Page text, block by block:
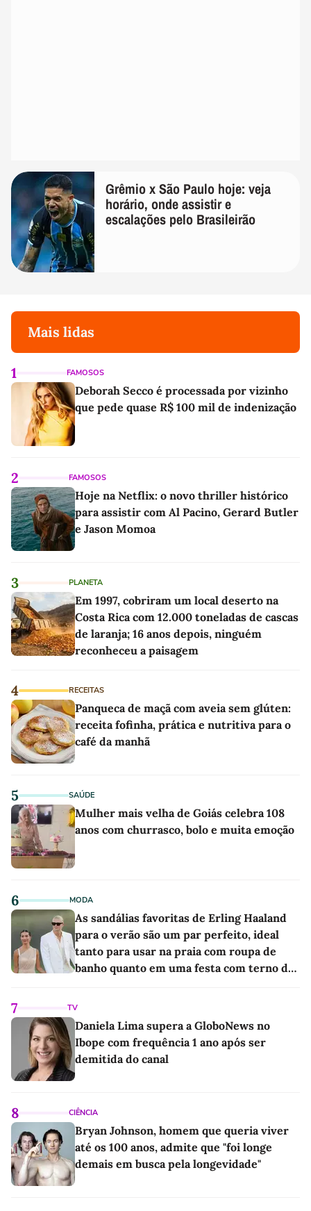
Grêmio x São Paulo hoje: veja
horário, onde assistir e
escalações pelo Brasileirão
Mais lidas
1 FAMOSOS
Deborah Secco é processada por vizinho
que pede quase R$ 100 mil de indenização
2 FAMOSOS
Hoje na Netflix: o novo thriller histórico
para assistir com Al Pacino, Gerard Butler
e Jason Momoa
3 PLANETA
Em 1997, cobriram um local deserto na
Costa Rica com 12.000 toneladas de cascas
de laranja; 16 anos depois, ninguém
reconheceu a paisagem
4 RECEITAS
Panqueca de maçã com aveia sem glúten:
receita fofinha, prática e nutritiva para o
café da manhã
5 SAÚDE
Mulher mais velha de Goiás celebra 108
anos com churrasco, bolo e muita emoção
6 MODA
As sandálias favoritas de Erling Haaland
para o verão são um par perfeito, ideal
tanto para usar na praia com roupa de
banho quanto em uma festa com terno de
7 TV
Daniela Lima supera a GloboNews no
Ibope com frequência 1 ano após ser
demitida do canal
8 CIÊNCIA
Bryan Johnson, homem que queria viver
até os 100 anos, admite que "foi longe
demais em busca pela longevidade"